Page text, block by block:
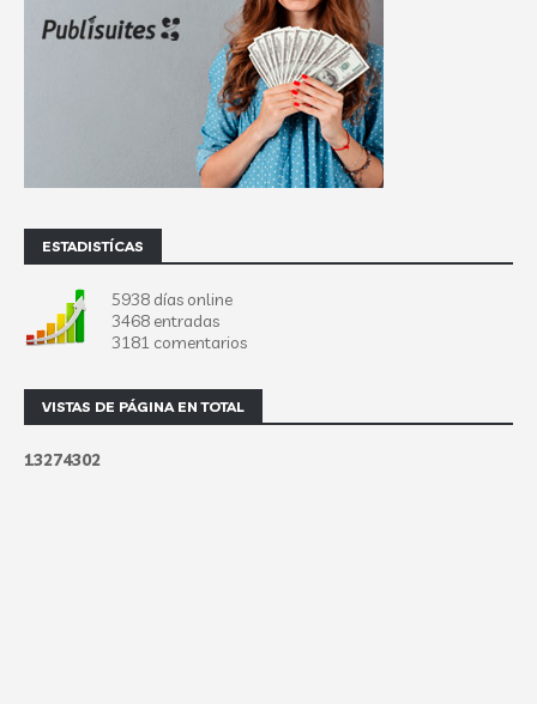
ESTADISTÍCAS
5938 días online
3468 entradas
3181 comentarios
VISTAS DE PÁGINA EN TOTAL
13274302